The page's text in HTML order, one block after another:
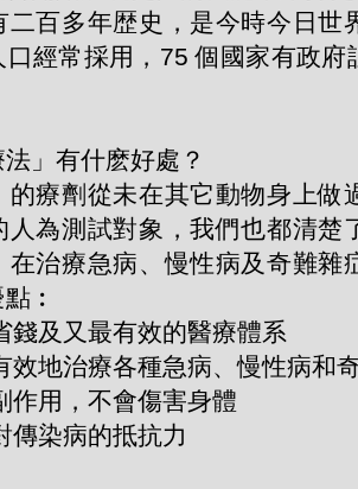
二百多年歴史，是今時今日世
口經常採用，75 個國家有政府
」有什麽好處？
的療劑從未在其它動物身上做
人為測試對象，我們也都清楚
在治療急病、慢性病及奇難雜
︰
錢及又最有效的醫療體系
效地治療各種急病、慢性病和
作用，不會傷害身體
傳染病的抵抗力